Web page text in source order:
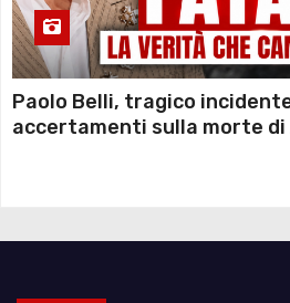
Paolo Belli, tragico
accertamenti sulla morte di